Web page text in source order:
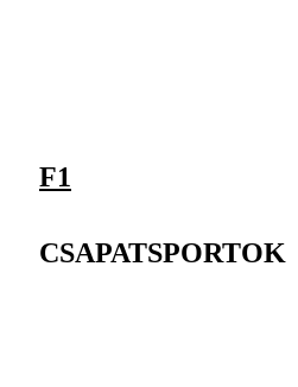
F1
CSAPATSPORTOK